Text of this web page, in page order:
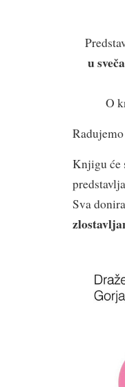
u
O
Knjigu će
Sva